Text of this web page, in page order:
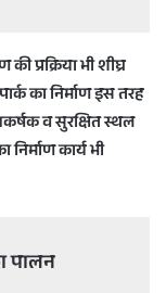
प्रक्रिया भी शीघ्र
का निर्माण इस तरह
व सुरक्षित स्थल
कार्य भी
पालन